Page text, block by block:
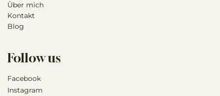
Follow us
Facebook
Instagram
Über mich
Kontakt
Blog